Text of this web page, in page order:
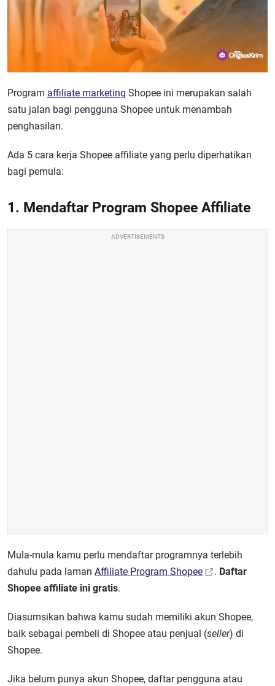
Program affiliate marketing Shopee ini merupakan salah
satu jalan bagi pengguna Shopee untuk menambah
penghasilan.
Ada 5 cara kerja Shopee affiliate yang perlu diperhatikan
bagi pemula:
1. Mendaftar Program Shopee Affiliate
ADVERTISEMENTS
Mula-mula kamu perlu mendaftar programnya terlebih
dahulu pada laman Affiliate Program Shopee . Daftar
Shopee affiliate ini gratis.
Diasumsikan bahwa kamu sudah memiliki akun Shopee,
baik sebagai pembeli di Shopee atau penjual (seller) di
Shopee.
Jika belum punya akun Shopee, daftar pengguna atau